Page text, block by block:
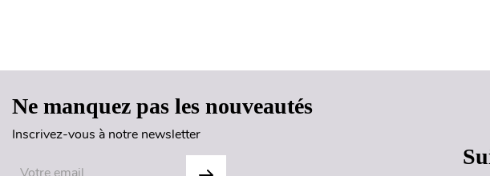
Ne manquez pas les nouveautés
Inscrivez-vous à notre newsletter